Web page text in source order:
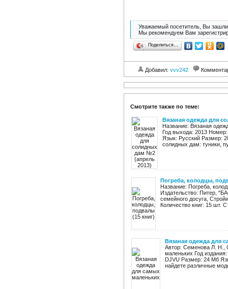
Уважаемый посетитель, Вы зашли
Мы рекомендуем Вам
Поделиться…
Добавил: vvv242
Смотрите также по теме:
Вязаная одежда для
Название: Вязаная
Год выхода: 2013
Язык: Русский Размер:
солидных дам: туники,
Погреба, колодцы,
Название: Погреба,
Издательство: Питер,
семейного досуга,
Количество книг: 15 шт.
Вязаная одежда для
Автор: Семенова Л. Н.,
маленьких Год
DJVU Размер: 24 Мб
найдете различные